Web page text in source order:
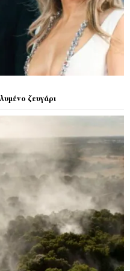
ζευγάρι